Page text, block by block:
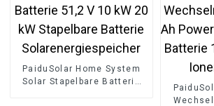
PaiduSolar Home System
Solar Stapelbare Batterie